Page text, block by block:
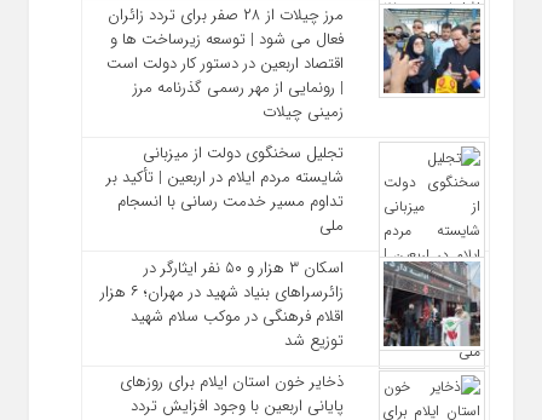
مرز چیلات از ۲۸ صفر برای تردد زائران
فعال می‌ شود | توسعه زیرساخت‌ ها و
اقتصاد اربعین در دستور کار دولت است
| رونمایی از مهر رسمی گذرنامه مرز
زمینی چیلات
تجلیل سخنگوی دولت از میزبانی
شایسته مردم ایلام در اربعین | تأکید بر
تداوم مسیر خدمت‌ رسانی با انسجام
ملی
اسکان ۳ هزار و ۵۰ نفر ایثارگر در
زائرسراهای بنیاد شهید در مهران؛ ۶ هزار
اقلام فرهنگی در موکب سلام شهید
توزیع شد
ذخایر خون استان ایلام برای روزهای
پایانی اربعین با وجود افزایش تردد